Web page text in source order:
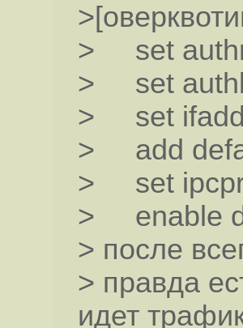
> set
> set
> set ifaddr
> add
> set
> enable
> после
> правда
идет